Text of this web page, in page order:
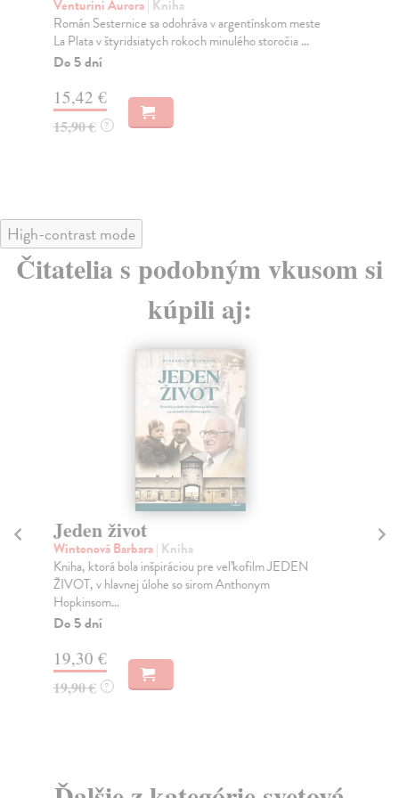
Venturini Aurora| Kniha
Román Sesternice sa odohráva v argentínskom meste
La Plata v štyridsiatych rokoch minulého storočia ...
Do 5 dní
15,42 €
15,90 € ?
High-contrast mode
Čitatelia s podobným vkusom si
kúpili aj:
Jeden život
Wintonová Barbara| Kniha
Kniha, ktorá bola inšpiráciou pre veľkofilm JEDEN
ŽIVOT, v hlavnej úlohe so sirom Anthonym
Hopkinsom...
Do 5 dní
19,30 €
19,90 € ?